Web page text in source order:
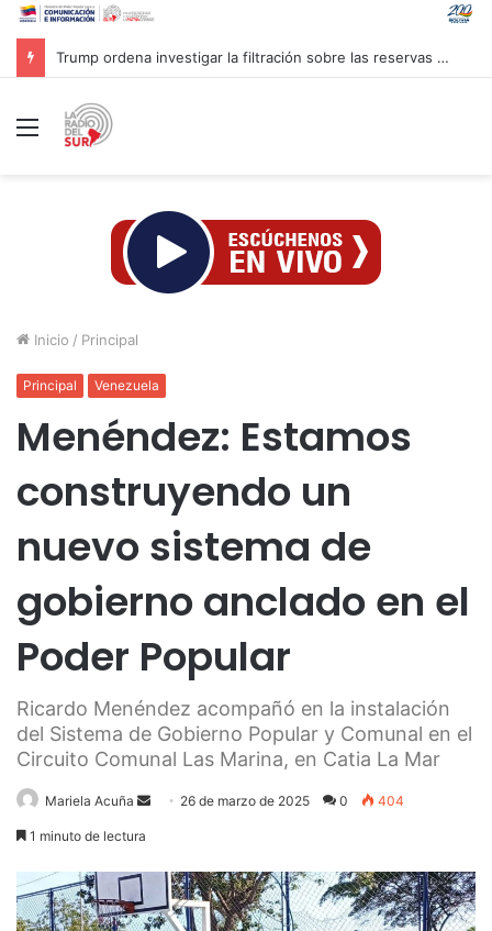
Trump ordena investigar la filtración sobre las reservas de municiones
Menú
Inicio / Principal
Principal Venezuela
Menéndez: Estamos
construyendo un
nuevo sistema de
gobierno anclado en el
Poder Popular
Ricardo Menéndez acompañó en la instalación
del Sistema de Gobierno Popular y Comunal en el
Circuito Comunal Las Marina, en Catia La Mar
Mariela Acuña
Send 26 de marzo de 2025 0 404
1 minuto de lectura